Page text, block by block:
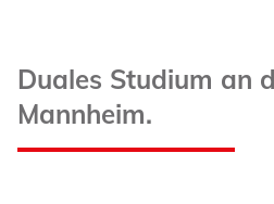
Duales Studium an
Mannheim.